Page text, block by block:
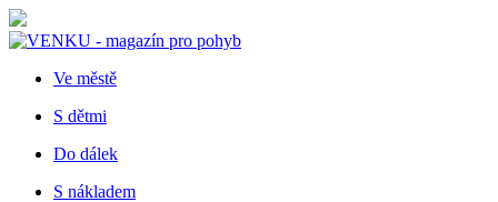
Ve městě
S dětmi
Do dálek
S nákladem